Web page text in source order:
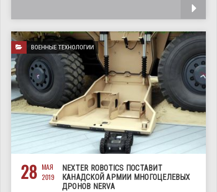
ВОЕННЫЕ ТЕХНОЛОГИИ
28 МАЯ
2019
NEXTER ROBOTICS ПОСТАВИТ
КАНАДСКОЙ АРМИИ МНОГОЦЕЛЕВЫХ
ДРОНОВ NERVA